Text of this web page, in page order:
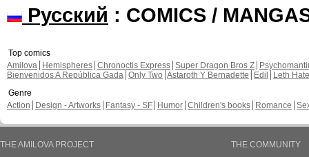
Русский : COMICS /
Top comics
Amilova
Hemispheres Chronoctis Express Super Dragon Bros Z
Bienvenidos A República Gada Only Two Astaroth Y Bernadette Edil
Leth Hate
Genre
Action
Design - Artworks Fantasy - SF Humor Children's books Romance
THE AMILOVA PROJECT
THE COMMUNITY